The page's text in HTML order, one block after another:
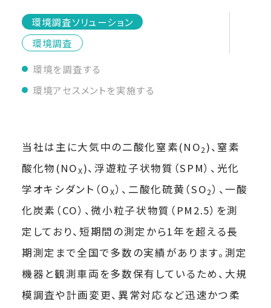
環境調査ソリューション
環境調査
環境を調査する
環境アセスメントを実施する
当社は主に大気中の二酸化窒素(NO2)、窒素
酸化物(NOX)、浮遊粒子状物質（SPM）、光化
学オキシダント（OX）、二酸化硫黄（SO2）、一酸
化炭素（CO）、微小粒子状物質（PM2.5）を測
定しており、短期間の測定から1年を超える長
期測定まで全国で多数の実績があります。測定
機器と観測車両を多数保有しているため、大規
模調査や計画変更、異常対応など迅速かつ柔